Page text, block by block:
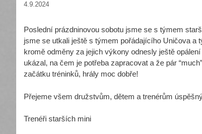
4.9.2024
Poslední prázdninovou sobotu jsme se s týmem
jsme se utkali ještě s týmem pořádajícího Uničova a
kromě odměny za jejich výkony odnesly ještě
ukázal, na čem je potřeba zapracovat a že pár
začátku tréninků, hrály moc dobře!
Přejeme všem družstvům, dětem a trenérům
Trenéři starších mini